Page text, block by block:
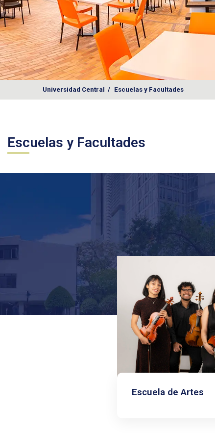
Universidad Central / Escuelas y Facultades
Escuelas y Facultades
Escuela de Artes